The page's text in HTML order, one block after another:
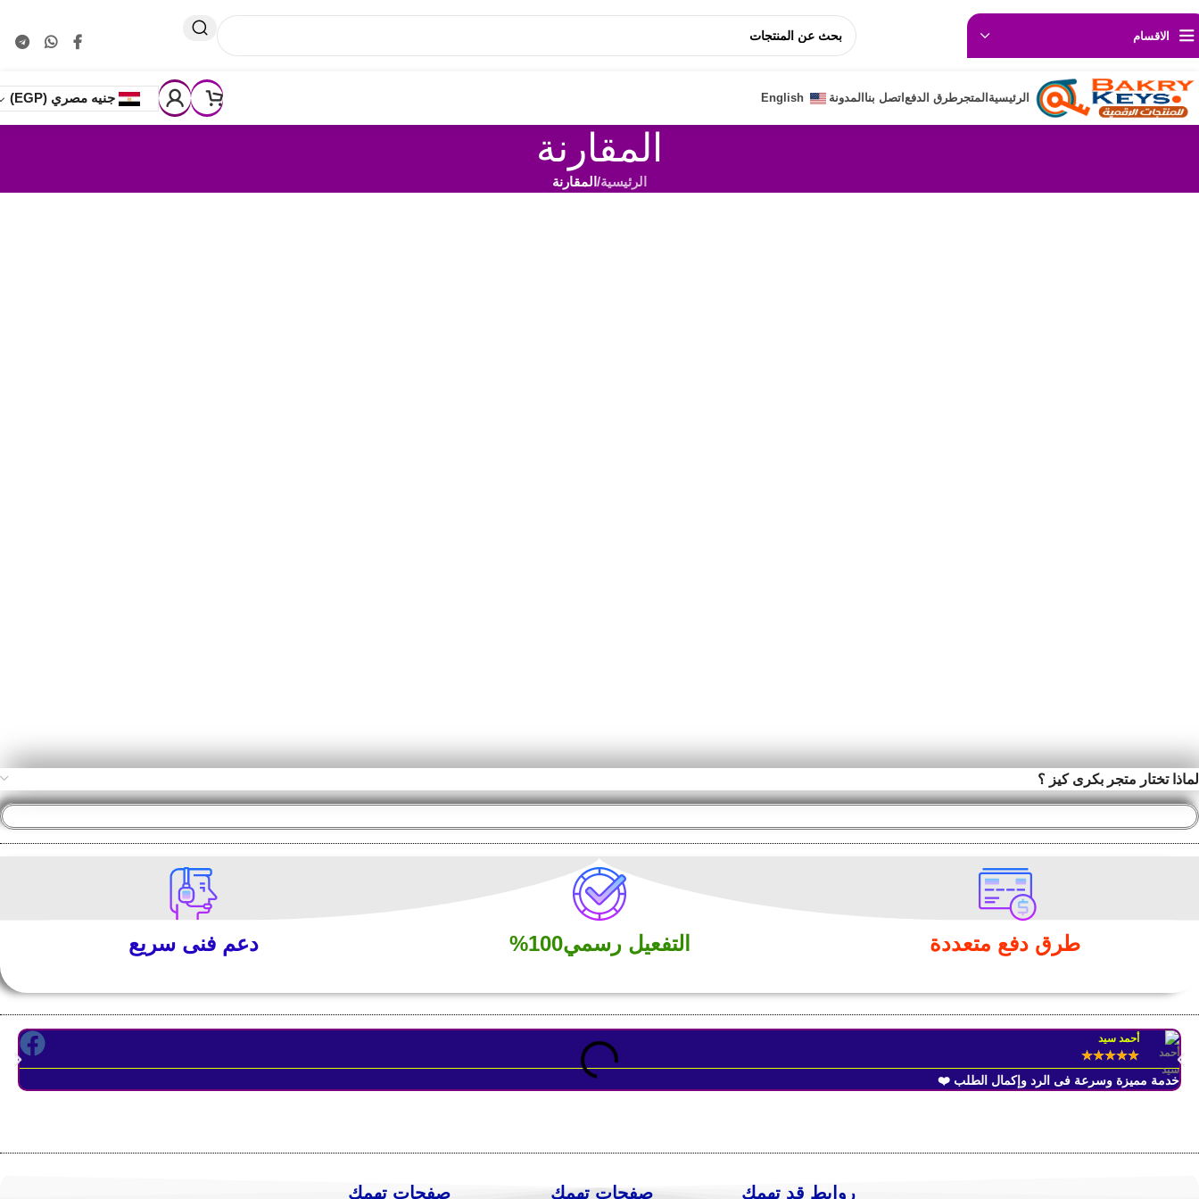
💵اسعار تناسب الجميع 🎁خصومات حقيقية حتـ 🚚 ⬅️ 💵اسعار تناسب الجميع 🎁خصومات حقيقية حتـ 50%ـى🛡️ثقة🔍مصداقية 🏅خبرة تمتد لسنوات 🚚 ⬅️
الاقسام
الرئيسية المتجر طرق الدفع اتصل بنا المدونة English جنيه مصري (EGP)
المقارنة
الرئيسية/ المقارنة
لماذا تختار متجر بكرى كيز ؟
طرق دفع متعددة التفعيل رسمي100% دعم فنى سريع
أحمد سيد
★
★
★
★
★
خدمة مميزة وسرعة فى الرد وإكمال الطلب ❤️
روابط قد تهمك صفحات تهمك صفحات تهمك